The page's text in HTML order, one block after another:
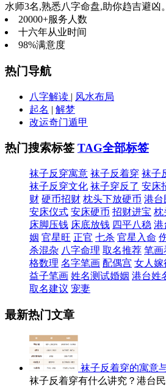
水师3名,熟悉八字命盘,助你趋吉避凶。
20000+服务人数
十六年从业时间
98%满意度
热门导航
八字解读 | 风水布局
起名 | 解梦
改运奇门遁甲
热门搜索标签 TAG全部标签
袜子反穿寓意 袜子反着穿 袜子
袜子反穿文化 袜子穿反了 安床
财 硬币招财 枕头下放硬币 港台
安床仪式 安床硬币 招财进宝 枕
床脚压钱 床底放钱 四平八稳 港
姻 官星旺 正官 七杀 官星入命
杀混杂 八字命理 取名推荐 笔画
格数理 名字笔画 配偶宫 女人嫁
益子笔画 姓名测试婚姻 港台姓
取名建议 宠妻
最新热门文章
袜子反着穿的寓意
袜子反着穿有什么讲究？港台